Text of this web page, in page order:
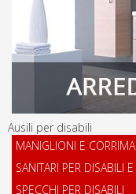
Ausili per disabili
MANIGLIONI E
SANITARI PER DISABILI
SPECCHI PER DISABILI